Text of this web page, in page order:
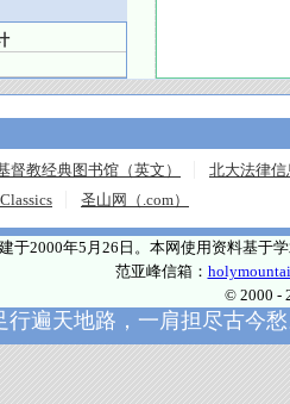
督教经典图书馆（英文）
北大法律信
圣山网（.com）
于2000年5月26日。本网使用资料基于
范亚峰信箱：
© 2000 -
行遍天地路，一肩担尽古今